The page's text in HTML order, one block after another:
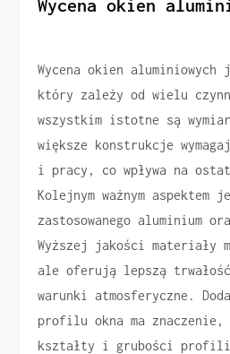
Wycena okien
Wycena okien aluminiowych
który zależy od wielu
wszystkim istotne są
większe konstrukcje
i pracy, co wpływa na
Kolejnym ważnym aspektem
zastosowanego aluminium
Wyższej jakości materiały
ale oferują lepszą
warunki atmosferyczne.
profilu okna ma znaczenie,
kształty i grubości profili